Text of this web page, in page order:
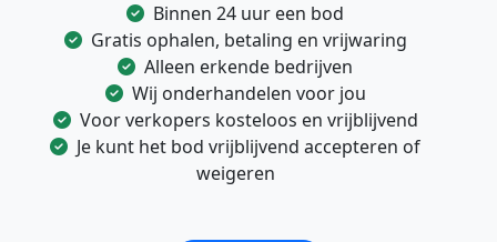
Binnen 24 uur een bod
Gratis ophalen, betaling en vrijwaring
Alleen erkende bedrijven
Wij onderhandelen voor jou
Voor verkopers kosteloos en vrijblijvend
Je kunt het bod vrijblijvend accepteren of
weigeren